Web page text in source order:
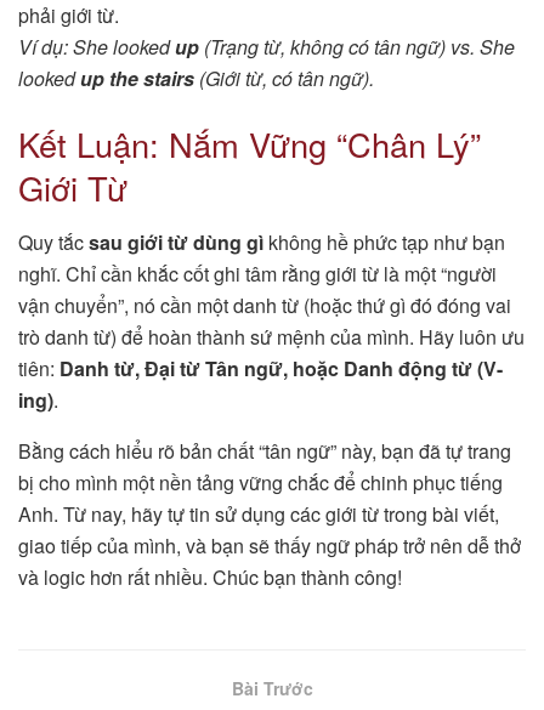
phải giới từ.
Ví dụ: She lookedup (Trạng từ, không có tân ngữ) vs. She
lookedup the stairs (Giới từ, có tân ngữ).
Kết Luận: Nắm Vững “Chân Lý”
Giới Từ
Quy tắcsau giới từ dùng gì không hề phức tạp như bạn
nghĩ. Chỉ cần khắc cốt ghi tâm rằng giới từ là một “người
vận chuyển”, nó cần một danh từ (hoặc thứ gì đó đóng vai
trò danh từ) để hoàn thành sứ mệnh của mình. Hãy luôn ưu
tiên: Danh từ, Đại từ Tân ngữ, hoặc Danh động từ (V-
ing).
Bằng cách hiểu rõ bản chất “tân ngữ” này, bạn đã tự trang
bị cho mình một nền tảng vững chắc để chinh phục tiếng
Anh. Từ nay, hãy tự tin sử dụng các giới từ trong bài viết,
giao tiếp của mình, và bạn sẽ thấy ngữ pháp trở nên dễ thở
và logic hơn rất nhiều. Chúc bạn thành công!
Bài Trước